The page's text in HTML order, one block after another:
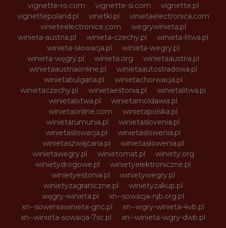
vignette-ro.com
vignette-si.com
vignette.pl
vignettepoland.pl
vinetki.pl
vinietaelectronica.com
vinieteelectronice.com
wegrywinieta.pl
winieta-austria.pl
winieta-czechy.pl
winieta-litwa.pl
winieta-słowacja.pl
winieta-wegry.pl
winieta-węgry.pl
winieta.org
winietaaustria.pl
winietaaustriaonline.pl
winietaautostradowa.pl
winietabulgaria.pl
winietachorwacja.pl
winietaczechy.pl
winietaestonia.pl
winietalitwa.pl
winietalotwa.pl
winietamoldawia.pl
winietaonline.com
winietapolska.pl
winietarumunia.pl
winietaslovenia.pl
winietaslowacja.pl
winietaslowenia.pl
winietaszwajcaria.pl
winietasłowenia.pl
winietawegry.pl
winietomat.pl
winiety.org
winietydrogowe.pl
winietyelektroniczne.pl
winietyestonia.pl
winietywegry.pl
winietyzagraniczne.pl
winietyzakup.pl
węgry-winieta.pl
xn--sowacja-njb.org.pl
xn--soweniawinieta-gnc.pl
xn--wgry-winieta-4vb.pl
xn--winieta-sowacja-7sc.pl
xn--winieta-wgry-dwb.pl